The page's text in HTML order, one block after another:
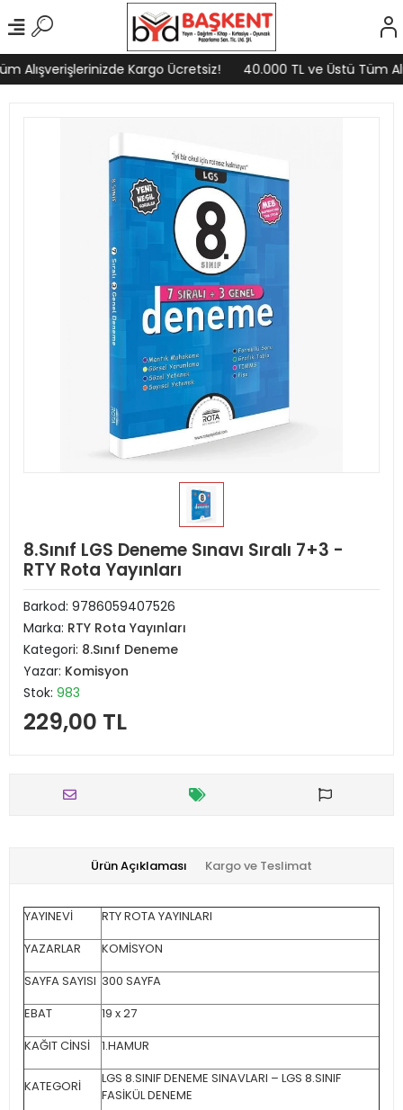
Alışverişlerinizde Kargo Ücretsiz! 40.000 TL ve Üstü Tüm
8.Sınıf LGS Deneme Sınavı Sıralı 7+3 -
RTY Rota Yayınları
Barkod: 9786059407526
Marka: RTY Rota Yayınları
Kategori: 8.Sınıf Deneme
Yazar: Komisyon
Stok: 983
229,00 TL
Ürün Açıklaması Kargo ve Teslimat
YAYINEVİ
RTY ROTA YAYINLARI
YAZARLAR
KOMİSYON
SAYFA SAYISI 300 SAYFA
EBAT
19 x 27
KAĞIT CİNSİ
1.HAMUR
KATEGORİ
LGS 8.SINIF DENEME SINAVLARI – LGS 8.SINIF
FASİKÜL DENEME